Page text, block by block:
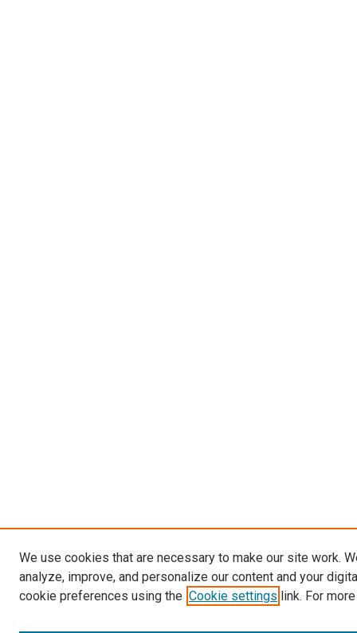
We use cookies that are necessary to make our site work.
analyze, improve, and personalize our content and your
cookie preferences using the Cookie settings link. For